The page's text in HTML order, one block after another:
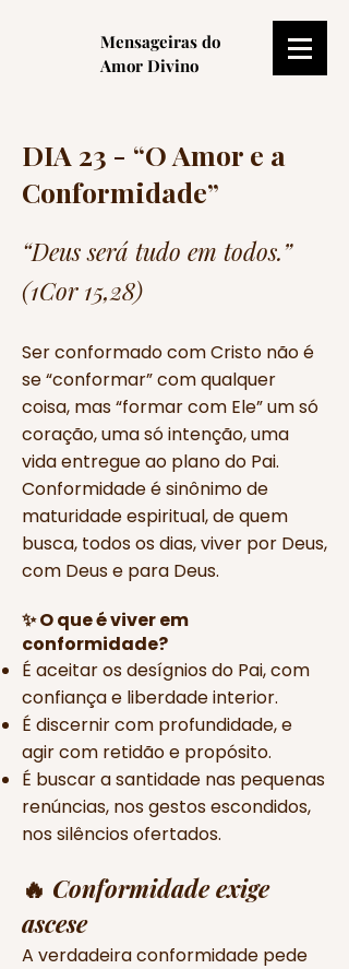
Mensageiras do
Amor Divino
DIA 23 - “O Amor e a
Conformidade”
“Deus será tudo em todos.”
(1Cor 15,28)
Ser conformado com Cristo não é
se “conformar” com qualquer
coisa, mas “formar com Ele” um só
coração, uma só intenção, uma
vida entregue ao plano do Pai.
Conformidade é sinônimo de
maturidade espiritual, de quem
busca, todos os dias, viver por Deus,
com Deus e para Deus.
✨ O que é viver em
conformidade?
É aceitar os desígnios do Pai, com
confiança e liberdade interior.
É discernir com profundidade, e
agir com retidão e propósito.
É buscar a santidade nas pequenas
renúncias, nos gestos escondidos,
nos silêncios ofertados.
🔥 Conformidade exige
ascese
A verdadeira conformidade pede